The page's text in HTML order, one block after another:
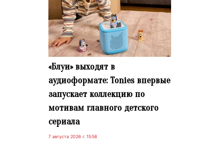
«Блуи» выходят в
аудиоформате: Tonies впервые
запускает коллекцию по
мотивам главного детского
сериала
7 августа 2026 г. 15:58